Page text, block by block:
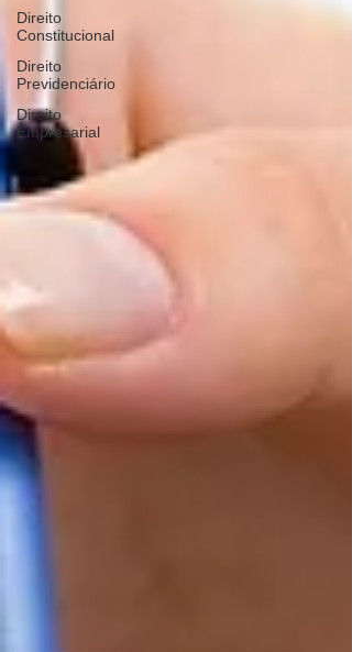
Direito
Constitucional
Direito
Previdenciário
Direito
Empresarial